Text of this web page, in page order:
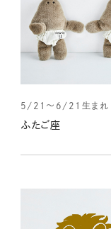
5/21～6/21生まれ
ふたご座